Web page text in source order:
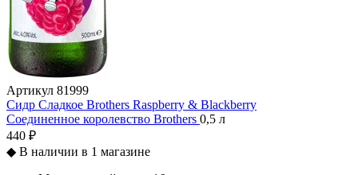
Артикул 81999
Сидр Сладкое Brothers Raspberry & Blackberry
Соединенное королевство Brothers 0,5 л
440 ₽
◆ В наличии в 1 магазине